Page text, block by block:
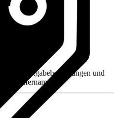
B. Rückgabebedingungen und